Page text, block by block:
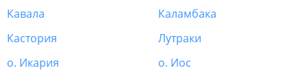
Кавала
Каламбака
Кастория
Лутраки
о. Икария
о. Иос